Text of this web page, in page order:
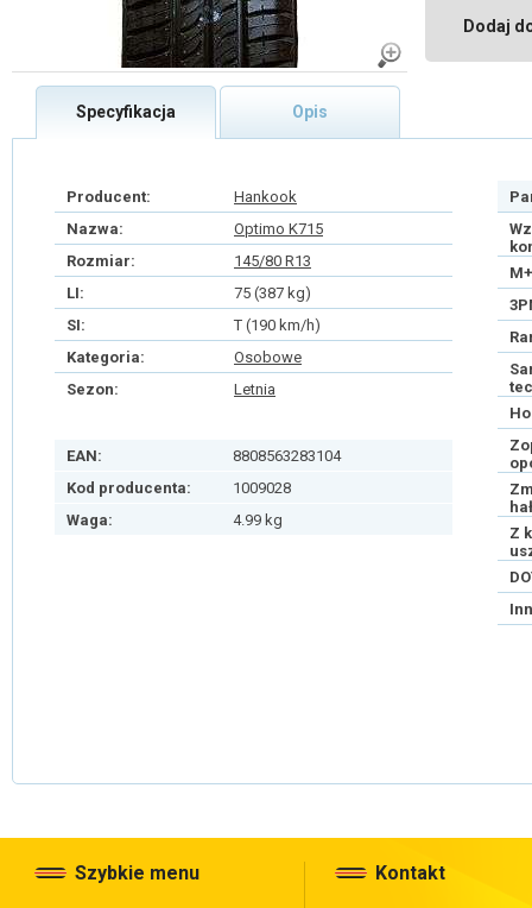
Dodaj
Specyfikacja Opis
Producent:
Hankook
Nazwa:
Optimo K715
Rozmiar:
145/80 R13
LI:
75 (387 kg)
SI:
T (190 km/h)
Kategoria:
Osobowe
Sezon:
Letnia
EAN:
8808563283104
Kod producenta:
1009028
Waga:
4.99 kg
Z
Szybkie menu Kontakt